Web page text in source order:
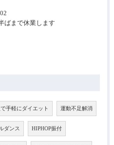
ばまで休業します
手軽にダイエット 運動不足解消
ダンス HIPHOP振付